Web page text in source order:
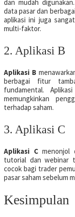
dan mudah
data pasar dan
aplikasi ini juga
multi-faktor.
2. Aplikasi B
Aplikasi B
berbagai fitur
fundamental.
memungkinkan
terhadap saham.
3. Aplikasi C
Aplikasi Cmenonjol
tutorial dan webinar
cocok bagi trader
pasar saham sebelum
Kesimpulan